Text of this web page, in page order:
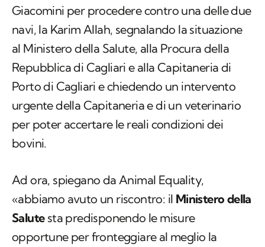
Giacomini per procedere contro una delle due
navi, la Karim Allah, segnalando la situazione
al Ministero della Salute, alla Procura della
Repubblica di Cagliari e alla Capitaneria di
Porto di Cagliari e chiedendo un intervento
urgente della Capitaneria e di un veterinario
per poter accertare le reali condizioni dei
bovini.
Ad ora, spiegano da Animal Equality,
«abbiamo avuto un riscontro: il Ministero della
Salutesta predisponendo le misure
opportune per fronteggiare al meglio la